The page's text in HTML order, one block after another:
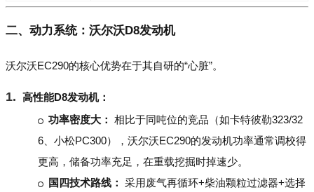
二、动力系统：沃尔沃D8发动机
沃尔沃EC290的核心优势在于其自研的“心脏”。
高性能D8发动机：
功率密度大： 相比于同吨位的竞品（如卡特彼勒323/32
6、小松PC300），沃尔沃EC290的发动机功率通常调校得
更高，储备功率充足，在重载挖掘时掉速少。
国四技术路线： 采用废气再循环+柴油颗粒过滤器+选择